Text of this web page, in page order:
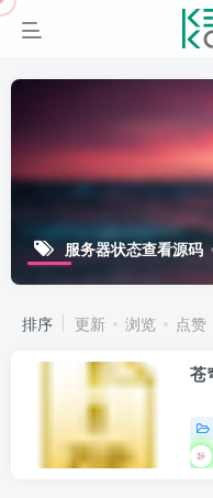
服务器状态查看源码
排序 更新 浏览 点赞
苍